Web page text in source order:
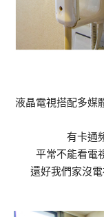
液晶電視搭配多媒
有卡通
平常不能看電
還好我們家沒